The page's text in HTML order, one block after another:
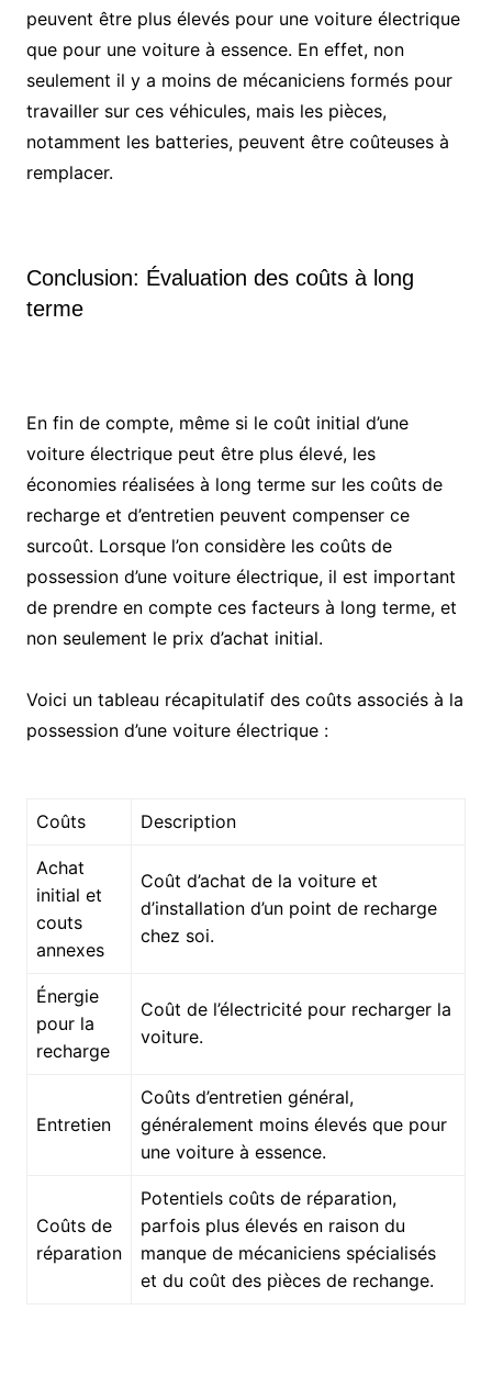
peuvent être plus élevés pour une voiture électrique
que pour une voiture à essence. En effet, non
seulement il y a moins de mécaniciens formés pour
travailler sur ces véhicules, mais les pièces,
notamment les batteries, peuvent être coûteuses à
remplacer.
Conclusion: Évaluation des coûts à long
terme
En fin de compte, même si le coût initial d’une
voiture électrique peut être plus élevé, les
économies réalisées à long terme sur les coûts de
recharge et d’entretien peuvent compenser ce
surcoût. Lorsque l’on considère les coûts de
possession d’une voiture électrique, il est important
de prendre en compte ces facteurs à long terme, et
non seulement le prix d’achat initial.
Voici un tableau récapitulatif des coûts associés à la
possession d’une voiture électrique :
Coûts Description
Achat
initial et
couts
annexes
Coût d’achat de la voiture et
d’installation d’un point de recharge
chez soi.
Énergie
pour la
recharge
Coût de l’électricité pour recharger la
voiture.
Entretien
Coûts d’entretien général,
généralement moins élevés que pour
une voiture à essence.
Coûts de
réparation
Potentiels coûts de réparation,
parfois plus élevés en raison du
manque de mécaniciens spécialisés
et du coût des pièces de rechange.